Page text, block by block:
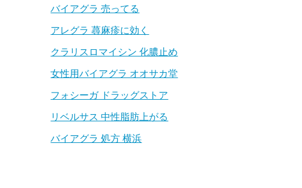
バイアグラ 売ってる
アレグラ 蕁麻疹に効く
クラリスロマイシン 化膿止め
女性用バイアグラ オオサカ堂
フォシーガ ドラッグストア
リベルサス 中性脂肪上がる
バイアグラ 処方 横浜